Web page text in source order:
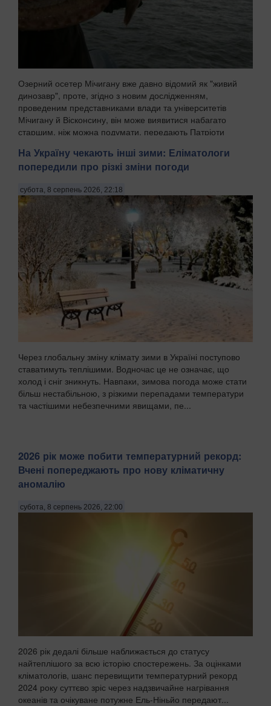
Озерний осетер Мічигану вже давно відомий як "живий
динозавр", проте, згідно з новим дослідженням,
проведеним представниками влади та університетів
Мічигану й Вісконсину, він може виявитися набагато
старшим, ніж можна подумати, передають Патріоти
На Україну чекають інші зими: Еліматологи
попередили про різкі зміни погоди
субота, 8 серпень 2026, 22:18
Через глобальну зміну клімату зими в Україні поступово
ставатимуть теплішими. Водночас це не означає, що
холод і сніг зникнуть. Навпаки, зимова погода може стати
більш нестабільною, з різкими перепадами температури
та частішими небезпечними явищами, пе...
2026 рік може побити температурний рекорд:
Вчені попереджають про нову кліматичну
аномалію
субота, 8 серпень 2026, 22:00
2026 рік дедалі більше наближається до статусу
найтеплішого за всю історію спостережень. За оцінками
кліматологів, шанс перевищити температурний рекорд
2024 року суттєво зріс через надзвичайне нагрівання
океанів та очікуване потужне Ель-Ніньйо передают...